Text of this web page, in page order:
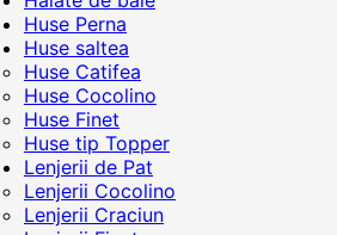
Huse Perna
Huse saltea
Huse Catifea
Huse Cocolino
Huse Finet
Huse tip Topper
Lenjerii de Pat
Lenjerii Cocolino
Lenjerii Craciun